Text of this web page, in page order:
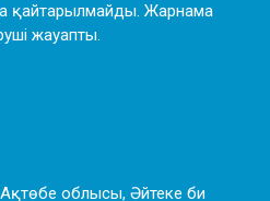
қайтарылмайды. Жарнама
жауапты.
облысы, Әйтеке би